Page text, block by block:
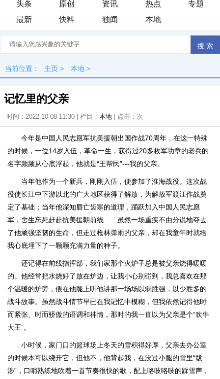
头条 原创 资讯 热点
专题
最新
快料 独闻 本地
当前位置： 主页 > 本地 >
记忆里的父亲
时间：2022-10-08 11:30 | 栏目： 本地 | 点击： 次
今年是中国人民志愿军抗美援朝出国作战70周年，在这一特殊
的时候，一位14岁入伍，革命一生，获得过20多枚军功章的老兵的
名字频频从心底浮起，他就是“王帮民”---我的父亲。
当年他作为一个新兵，刚刚入伍，便参加了淮海战役。这次战
役使长江中下游以北的广大地区获得了解放，为解放军渡江作战奠
定了基础；当年他深知唇亡齿寒的道理，踊跃加入中国人民志愿
军，舍生忘死赶赴抗美援朝前线……虽然一场重疾不由分说地夺去
了他顽强坚韧的生命，但走过枪林弹雨的父亲，却在我童年时就给
我心底埋下了一颗颗充满力量的种子。
还记得在前线指挥部，我们家那个火炉子总是被父亲烧得暖暖
的。他经常把水烧好了放在炉边，让我小心别碰到，我总喜欢在那
个温暖的炉旁，偎在他腿上听他讲那一场场以弱胜强，以少胜多的
战斗故事。虽然战斗情节早已在我记忆中模糊，但我依然记得他时
而紧张、时而骄傲的语调和神情，那时的我一直以为父亲是个“吹牛
大王”。
小时候，家门口的篮球场上冬天的雪积得好厚，父亲去办公室
的时候本可以绕开它，但他不，他背起我，在没过小腿的雪里“跋
涉”，口哨熟练地吹着一首节奏很快的歌，配上咯吱咯吱的踩雪声，